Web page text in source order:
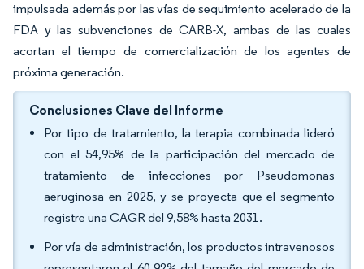
impulsada además por las vías de seguimiento acelerado de la
FDA y las subvenciones de CARB-X, ambas de las cuales
acortan el tiempo de comercialización de los agentes de
próxima generación.
Conclusiones Clave del Informe
Por tipo de tratamiento, la terapia combinada lideró
con el 54,95% de la participación del mercado de
tratamiento de infecciones por Pseudomonas
aeruginosa en 2025, y se proyecta que el segmento
registre una CAGR del 9,58% hasta 2031.
Por vía de administración, los productos intravenosos